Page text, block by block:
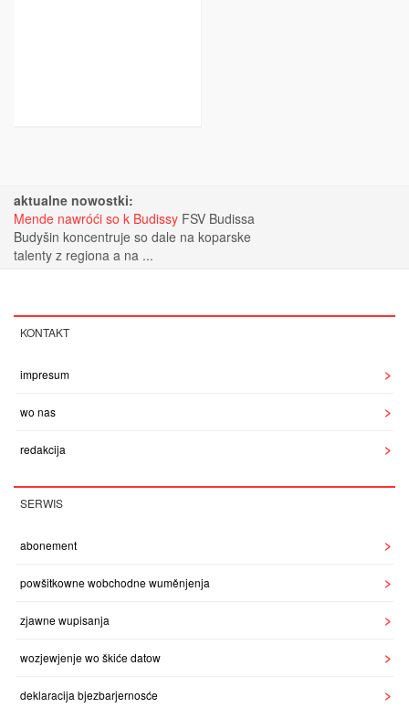
aktualne nowostki:
Mende nawróći so k Budissy FSV Budissa
Budyšin koncentruje so dale na koparske
talenty z regiona a na ...
KONTAKT
impresum
wo nas
redakcija
SERWIS
abonement
powšitkowne wobchodne wuměnjenja
zjawne wupisanja
wozjewjenje wo škiće datow
deklaracija bjezbarjernosće